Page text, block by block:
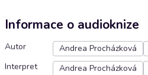
Informace o audioknize
Autor Andrea Procházková
Interpret
Andrea Procházková